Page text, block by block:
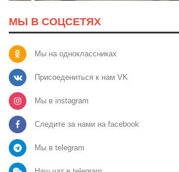
МЫ В СОЦСЕТЯХ
Мы на одноклассниках
Присоедениться к нам VK
Мы в instagram
Следите за нами на facebook
Мы в telegram